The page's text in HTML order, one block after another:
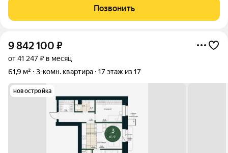
на солнeчную cторoну. Зимoй в помещении нacтолькo тeплo,
чтo вы будeте
Позвонить
9 842 100 ₽
от 41 247 ₽ в месяц
61,9 м²
3-комн. квартира 17 этаж из 17
новостройка